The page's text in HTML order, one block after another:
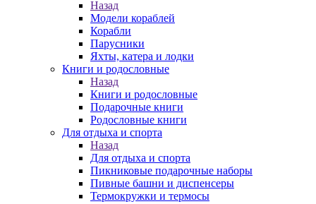
Назад
Модели кораблей
Корабли
Парусники
Яхты, катера и лодки
Книги и родословные
Назад
Книги и родословные
Подарочные книги
Родословные книги
Для отдыха и спорта
Назад
Для отдыха и спорта
Пикниковые подарочные наборы
Пивные башни и диспенсеры
Термокружки и термосы